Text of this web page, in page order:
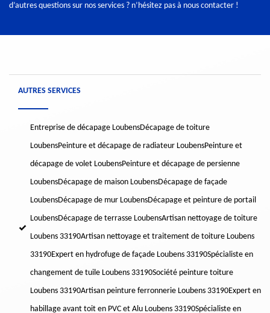
d’autres questions sur nos services ? n’hésitez pas à nous contacter !
AUTRES SERVICES
Entreprise de décapage LoubensDécapage de toiture
LoubensPeinture et décapage de radiateur LoubensPeinture et
décapage de volet LoubensPeinture et décapage de persienne
LoubensDécapage de maison LoubensDécapage de façade
LoubensDécapage de mur LoubensDécapage et peinture de portail
LoubensDécapage de terrasse LoubensArtisan nettoyage de toiture
Loubens 33190Artisan nettoyage et traitement de toiture Loubens
33190Expert en hydrofuge de façade Loubens 33190Spécialiste en
changement de tuile Loubens 33190Société peinture toiture
Loubens 33190Artisan peinture ferronnerie Loubens 33190Expert en
habillage avant toit en PVC et Alu Loubens 33190Spécialiste en